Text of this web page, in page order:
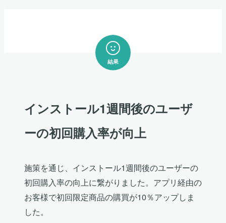
結果
インストール1週間後のユーザ
ーの初回購入率が向上
施策を通じ、インストール1週間後のユーザーの
初回購入率の向上に繋がりました。アプリ経由の
お客様で初回限定商品の購買が10％アップしま
した。